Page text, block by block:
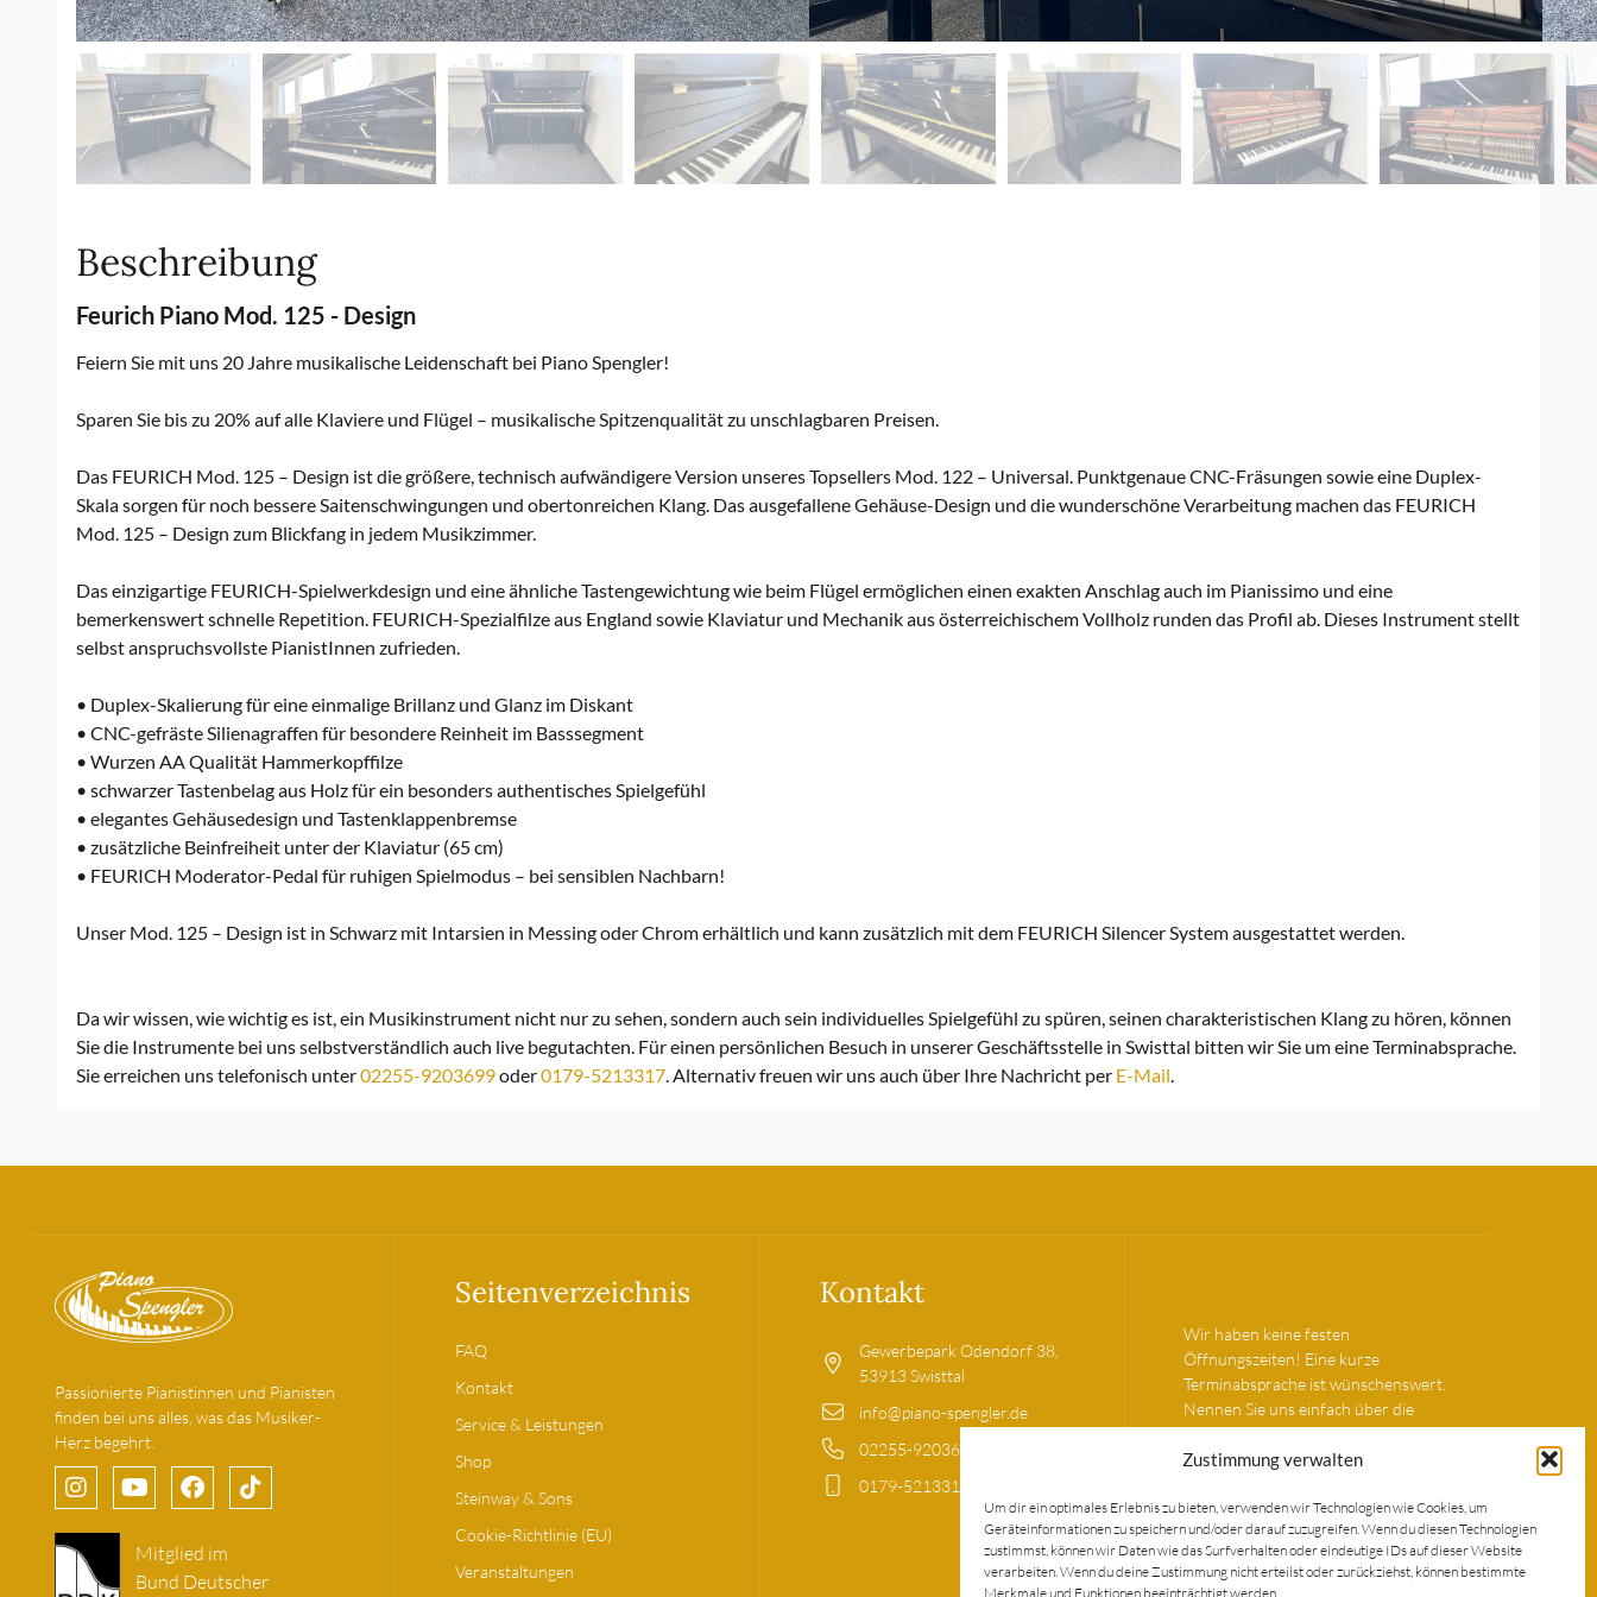
Zustimmung verwalten
Um dir ein optimales Erlebnis zu bieten, verwenden wir Technologien wie Cookies, um
Geräteinformationen zu speichern und/oder darauf zuzugreifen. Wenn du diesen Technologien
zustimmst, können wir Daten wie das Surfverhalten oder eindeutige IDs auf dieser Website
verarbeiten. Wenn du deine Zustimmung nicht erteilst oder zurückziehst, können bestimmte
Merkmale und Funktionen beeinträchtigt werden.
Beschreibung
Feurich Piano Mod. 125 - Design
Feiern Sie mit uns 20 Jahre musikalische Leidenschaft bei Piano Spengler!
Sparen Sie bis zu 20% auf alle Klaviere und Flügel – musikalische Spitzenqualität zu unschlagbaren Preisen.
Das FEURICH Mod. 125 – Design ist die größere, technisch aufwändigere Version unseres Topsellers Mod. 122 – Universal. Punktgenaue CNC-Fräsungen sowie eine Duplex-
Skala sorgen für noch bessere Saitenschwingungen und obertonreichen Klang. Das ausgefallene Gehäuse-Design und die wunderschöne Verarbeitung machen das FEURICH
Mod. 125 – Design zum Blickfang in jedem Musikzimmer.
Das einzigartige FEURICH-Spielwerkdesign und eine ähnliche Tastengewichtung wie beim Flügel ermöglichen einen exakten Anschlag auch im Pianissimo und eine
bemerkenswert schnelle Repetition. FEURICH-Spezialfilze aus England sowie Klaviatur und Mechanik aus österreichischem Vollholz runden das Profil ab. Dieses Instrument stellt
selbst anspruchsvollste PianistInnen zufrieden.
• Duplex-Skalierung für eine einmalige Brillanz und Glanz im Diskant
• CNC-gefräste Silienagraffen für besondere Reinheit im Basssegment
• Wurzen AA Qualität Hammerkopffilze
• schwarzer Tastenbelag aus Holz für ein besonders authentisches Spielgefühl
• elegantes Gehäusedesign und Tastenklappenbremse
• zusätzliche Beinfreiheit unter der Klaviatur (65 cm)
• FEURICH Moderator-Pedal für ruhigen Spielmodus – bei sensiblen Nachbarn!
Unser Mod. 125 – Design ist in Schwarz mit Intarsien in Messing oder Chrom erhältlich und kann zusätzlich mit dem FEURICH Silencer System ausgestattet werden.
Da wir wissen, wie wichtig es ist, ein Musikinstrument nicht nur zu sehen, sondern auch sein individuelles Spielgefühl zu spüren, seinen charakteristischen Klang zu hören, können
Sie die Instrumente bei uns selbstverständlich auch live begutachten. Für einen persönlichen Besuch in unserer Geschäftsstelle in Swisttal bitten wir Sie um eine Terminabsprache.
Sie erreichen uns telefonisch unter02255-9203699oder0179-5213317. Alternativ freuen wir uns auch über Ihre Nachricht per E-Mail.
Passionierte Pianistinnen und Pianisten
finden bei uns alles, was das Musiker-
Herz begehrt.
Mitglied im
Bund Deutscher
Seitenverzeichnis
FAQ
Kontakt
Service & Leistungen
Shop
Steinway & Sons
Cookie-Richtlinie (EU)
Veranstaltungen
Kontakt
Gewerbepark Odendorf 38,
53913 Swisttal
info@piano-spengler.de
02255-9203699
0179-5213317
Wir haben keine festen
Öffnungszeiten! Eine kurze
Terminabsprache ist wünschenswert.
Nennen Sie uns einfach über die
genannten Kontaktmöglichkeiten Ihren
Wunschtermin.
MEIN KONTO